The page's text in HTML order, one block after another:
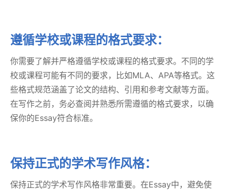
遵循学校或课程的格式要求：
你需要了解并严格遵循学校或课程的格式要求。不同的学
校或课程可能有不同的要求，比如MLA、APA等格式。这
些格式规范涵盖了论文的结构、引用和参考文献等方面。
在写作之前，务必查阅并熟悉所需遵循的格式要求，以确
保你的Essay符合标准。
保持正式的学术写作风格：
保持正式的学术写作风格非常重要。在Essay中，避免使